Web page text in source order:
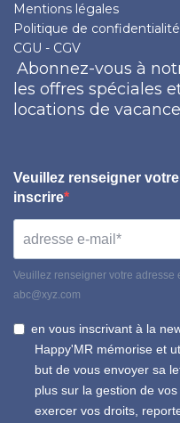
Mentions légales
Politique de confidentialité
CGU - CGV
Abonnez-vous à
les offres spéciales
locations de
Veuillez renseigner
inscrire
Veuillez renseigner votre adresse
abc@xyz.com
en vous inscrivant à la
Happy'MR mémorise et
but de vous envoyer sa
plus sur la gestion de
exercer vos droits,